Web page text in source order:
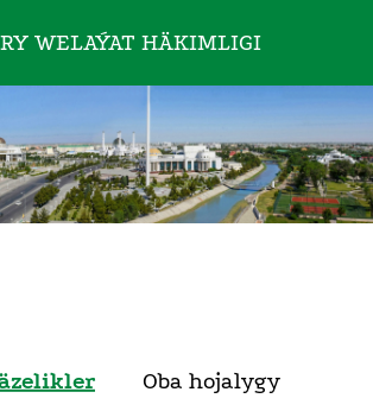
WELAÝAT HÄKIMLIGI
Oba hojalygy